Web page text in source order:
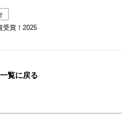
受賞！2025
一覧に戻る